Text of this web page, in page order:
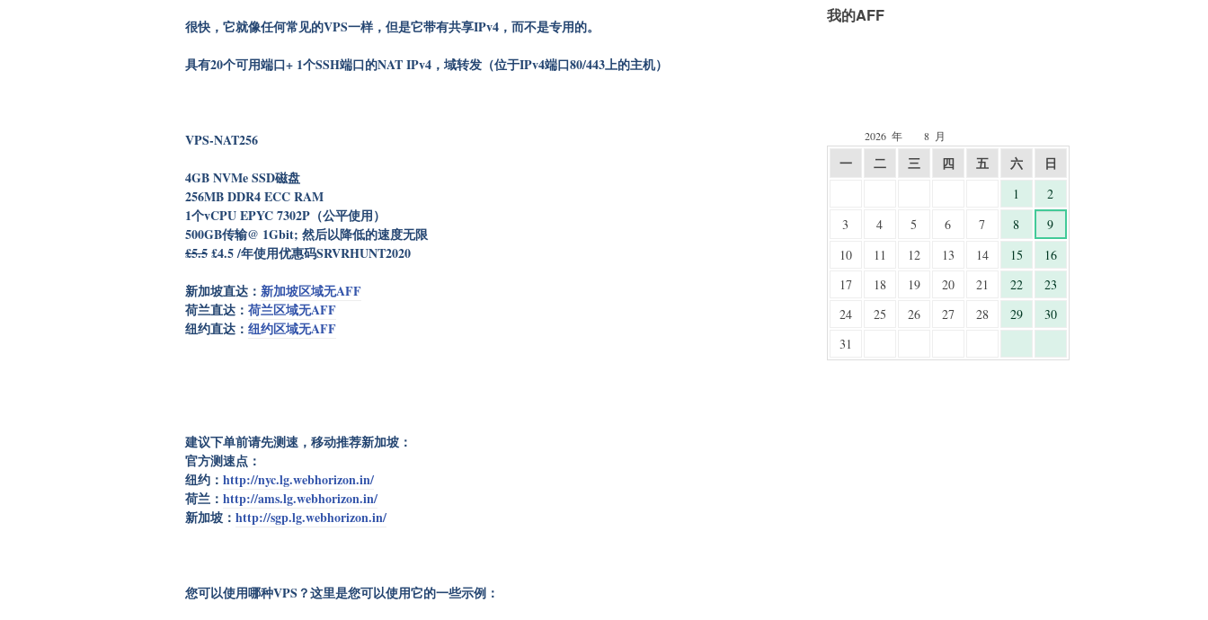
很快，它就像任何常见的VPS一样，但是它带有共享IPv4，而不是专用的。
具有20个可用端口+ 1个SSH端口的NAT IPv4，域转发（位于IPv4端口80/443上的主机）
VPS-NAT256
4GB NVMe SSD磁盘
256MB DDR4 ECC RAM
1个vCPU EPYC 7302P（公平使用）
500GB传输@ 1Gbit; 然后以降低的速度无限
£5.5£4.5 /年使用优惠码SRVRHUNT2020
新加坡直达： 新加坡区域无AFF
荷兰直达： 荷兰区域无AFF
纽约直达： 纽约区域无AFF
建议下单前请先测速，移动推荐新加坡：
官方测速点：
纽约： http://nyc.lg.webhorizon.in/
荷兰： http://ams.lg.webhorizon.in/
新加坡： http://sgp.lg.webhorizon.in/
您可以使用哪种VPS？这里是您可以使用它的一些示例：
我的AFF
2026 年 8 月
一 二 三 四 五 六 日
1
2
3
4 5 6 7 8
9
10
11 12 13 14 15
16
17
18 19 20 21 22
23
24
25 26 27 28 29
30
31